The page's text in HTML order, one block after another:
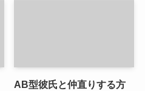
AB型彼氏と仲直りする方